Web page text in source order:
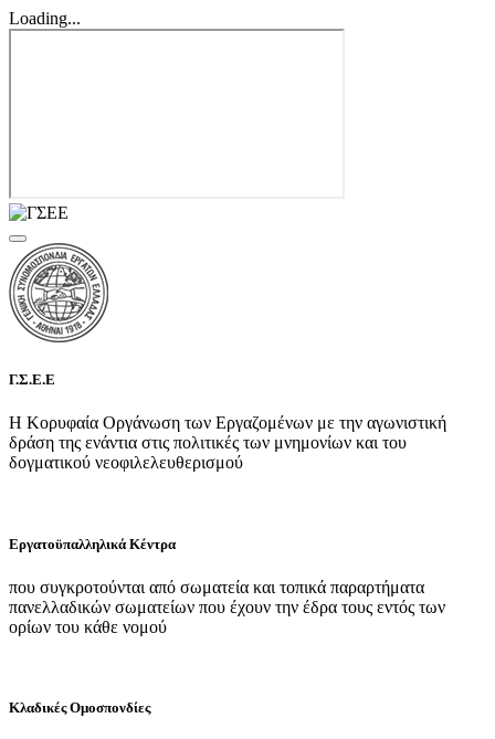
Loading...
Γ.Σ.Ε.Ε
Η Κορυφαία Οργάνωση των Εργαζομένων με την αγωνιστική
δράση της ενάντια στις πολιτικές των μνημονίων και του
δογματικού νεοφιλελευθερισμού
Εργατοϋπαλληλικά Κέντρα
που συγκροτούνται από σωματεία και τοπικά παραρτήματα
πανελλαδικών σωματείων που έχουν την έδρα τους εντός των
ορίων του κάθε νομού
Κλαδικές Ομοσπονδίες